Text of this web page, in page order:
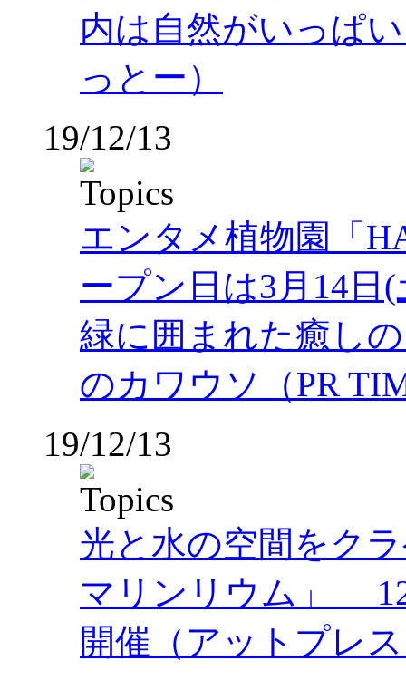
内は自然がいっぱ
っとー）
19/12/13
エンタメ植物園「
ープン日は3月14日
緑に囲まれた癒し
のカワウソ（PR
19/12/13
光と水の空間をク
マリンリウム」
開催（アットプレ